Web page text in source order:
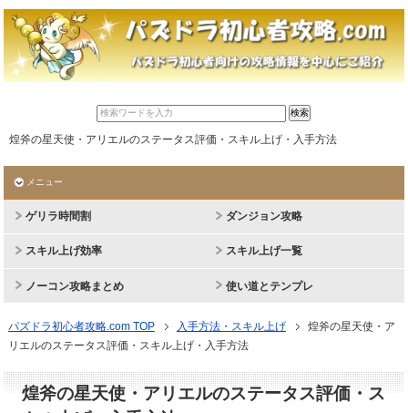
煌斧の星天使・アリエルのステータス評価・スキル上げ・入手方法
メニュー
ゲリラ時間割 ダンジョン攻略
スキル上げ効率 スキル上げ一覧
ノーコン攻略まとめ 使い道とテンプレ
パズドラ初心者攻略.com TOP 入手方法・スキル上げ
煌斧の星天使・ア
リエルのステータス評価・スキル上げ・入手方法
煌斧の星天使・アリエルのステータス評価・ス